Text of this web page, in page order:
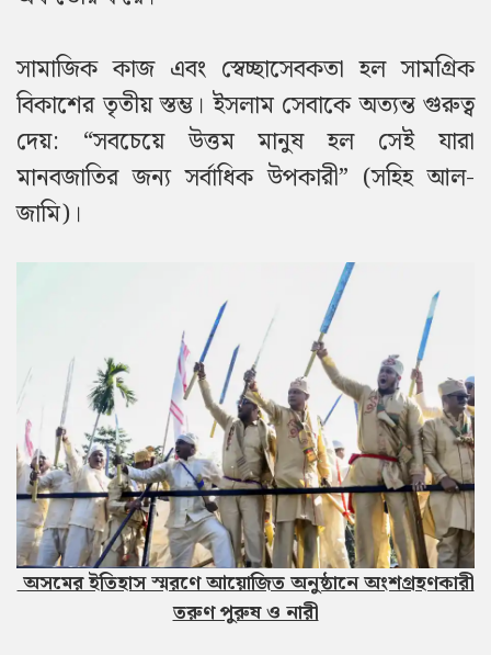
সামাজিক কাজ এবং স্বেচ্ছাসেবকতা হল সামগ্রিক
বিকাশের তৃতীয় স্তম্ভ। ইসলাম সেবাকে অত্যন্ত গুরুত্ব
দেয়: “সবচেয়ে উত্তম মানুষ হল সেই যারা
মানবজাতির জন্য সর্বাধিক উপকারী” (সহিহ আল-
জামি)।
অসমের ইতিহাস স্মরণে আয়োজিত অনুষ্ঠানে অংশগ্রহণকারী
তরুণ পুরুষ ও নারী